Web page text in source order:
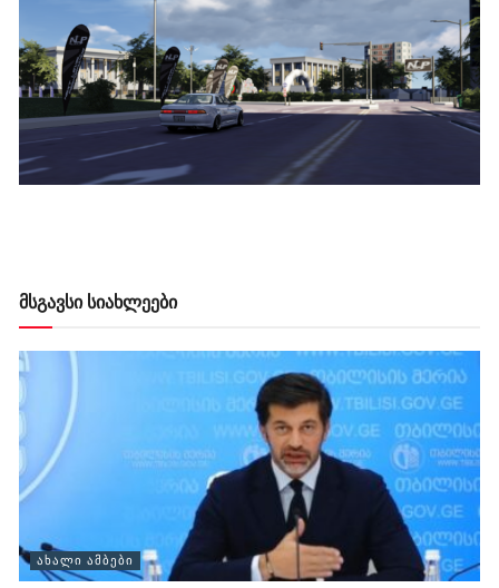
მსგავსი სიახლეები
ᲐᲮᲐᲚᲘ ᲐᲛᲑᲔᲑᲘ